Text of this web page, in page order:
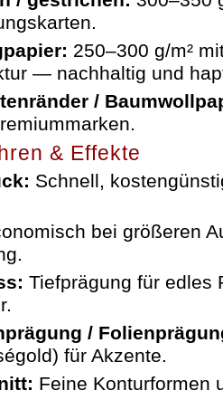
250–300 g/m²
— nachhaltig und
/
& Effekte
Schnell,
bei größeren
Tiefprägung für
/
für Akzente.
Feine Konturformen